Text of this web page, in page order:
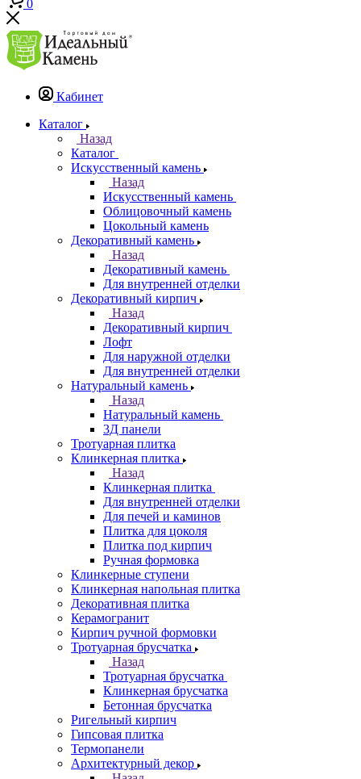
0
Кабинет
Каталог
Назад
Каталог
Искусственный камень
Назад
Искусственный камень
Облицовочный камень
Цокольный камень
Декоративный камень
Назад
Декоративный камень
Для внутренней отделки
Декоративный кирпич
Назад
Декоративный кирпич
Лофт
Для наружной отделки
Для внутренней отделки
Натуральный камень
Назад
Натуральный камень
3Д панели
Тротуарная плитка
Клинкерная плитка
Назад
Клинкерная плитка
Для внутренней отделки
Для печей и каминов
Плитка для цоколя
Плитка под кирпич
Ручная формовка
Клинкерные ступени
Клинкерная напольная плитка
Декоративная плитка
Керамогранит
Кирпич ручной формовки
Тротуарная брусчатка
Назад
Тротуарная брусчатка
Клинкерная брусчатка
Бетонная брусчатка
Ригельный кирпич
Гипсовая плитка
Термопанели
Архитектурный декор